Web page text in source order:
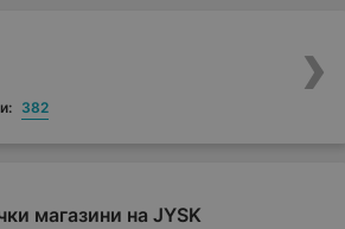
382
магазини на JYSK